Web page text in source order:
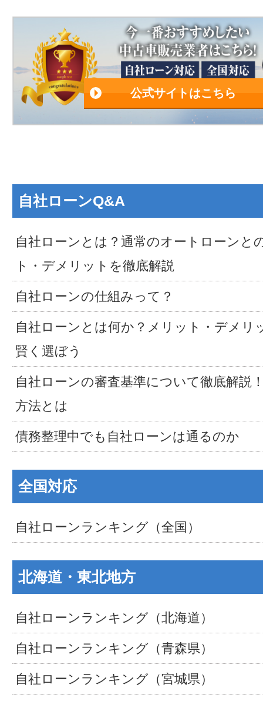
公式サイトはこちら
自社ローンQ&A
自社ローンとは？通常のオートローンと
ト・デメリットを徹底解説
自社ローンの仕組みって？
自社ローンとは何か？メリット・デメリ
賢く選ぼう
自社ローンの審査基準について徹底解説
方法とは
債務整理中でも自社ローンは通るのか
全国対応
自社ローンランキング（全国）
北海道・東北地方
自社ローンランキング（北海道）
自社ローンランキング（青森県）
自社ローンランキング（宮城県）